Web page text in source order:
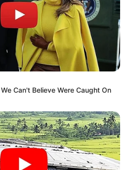
Can't Believe Were Caught On